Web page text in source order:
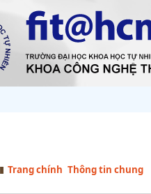
Trang chính Thông tin chung